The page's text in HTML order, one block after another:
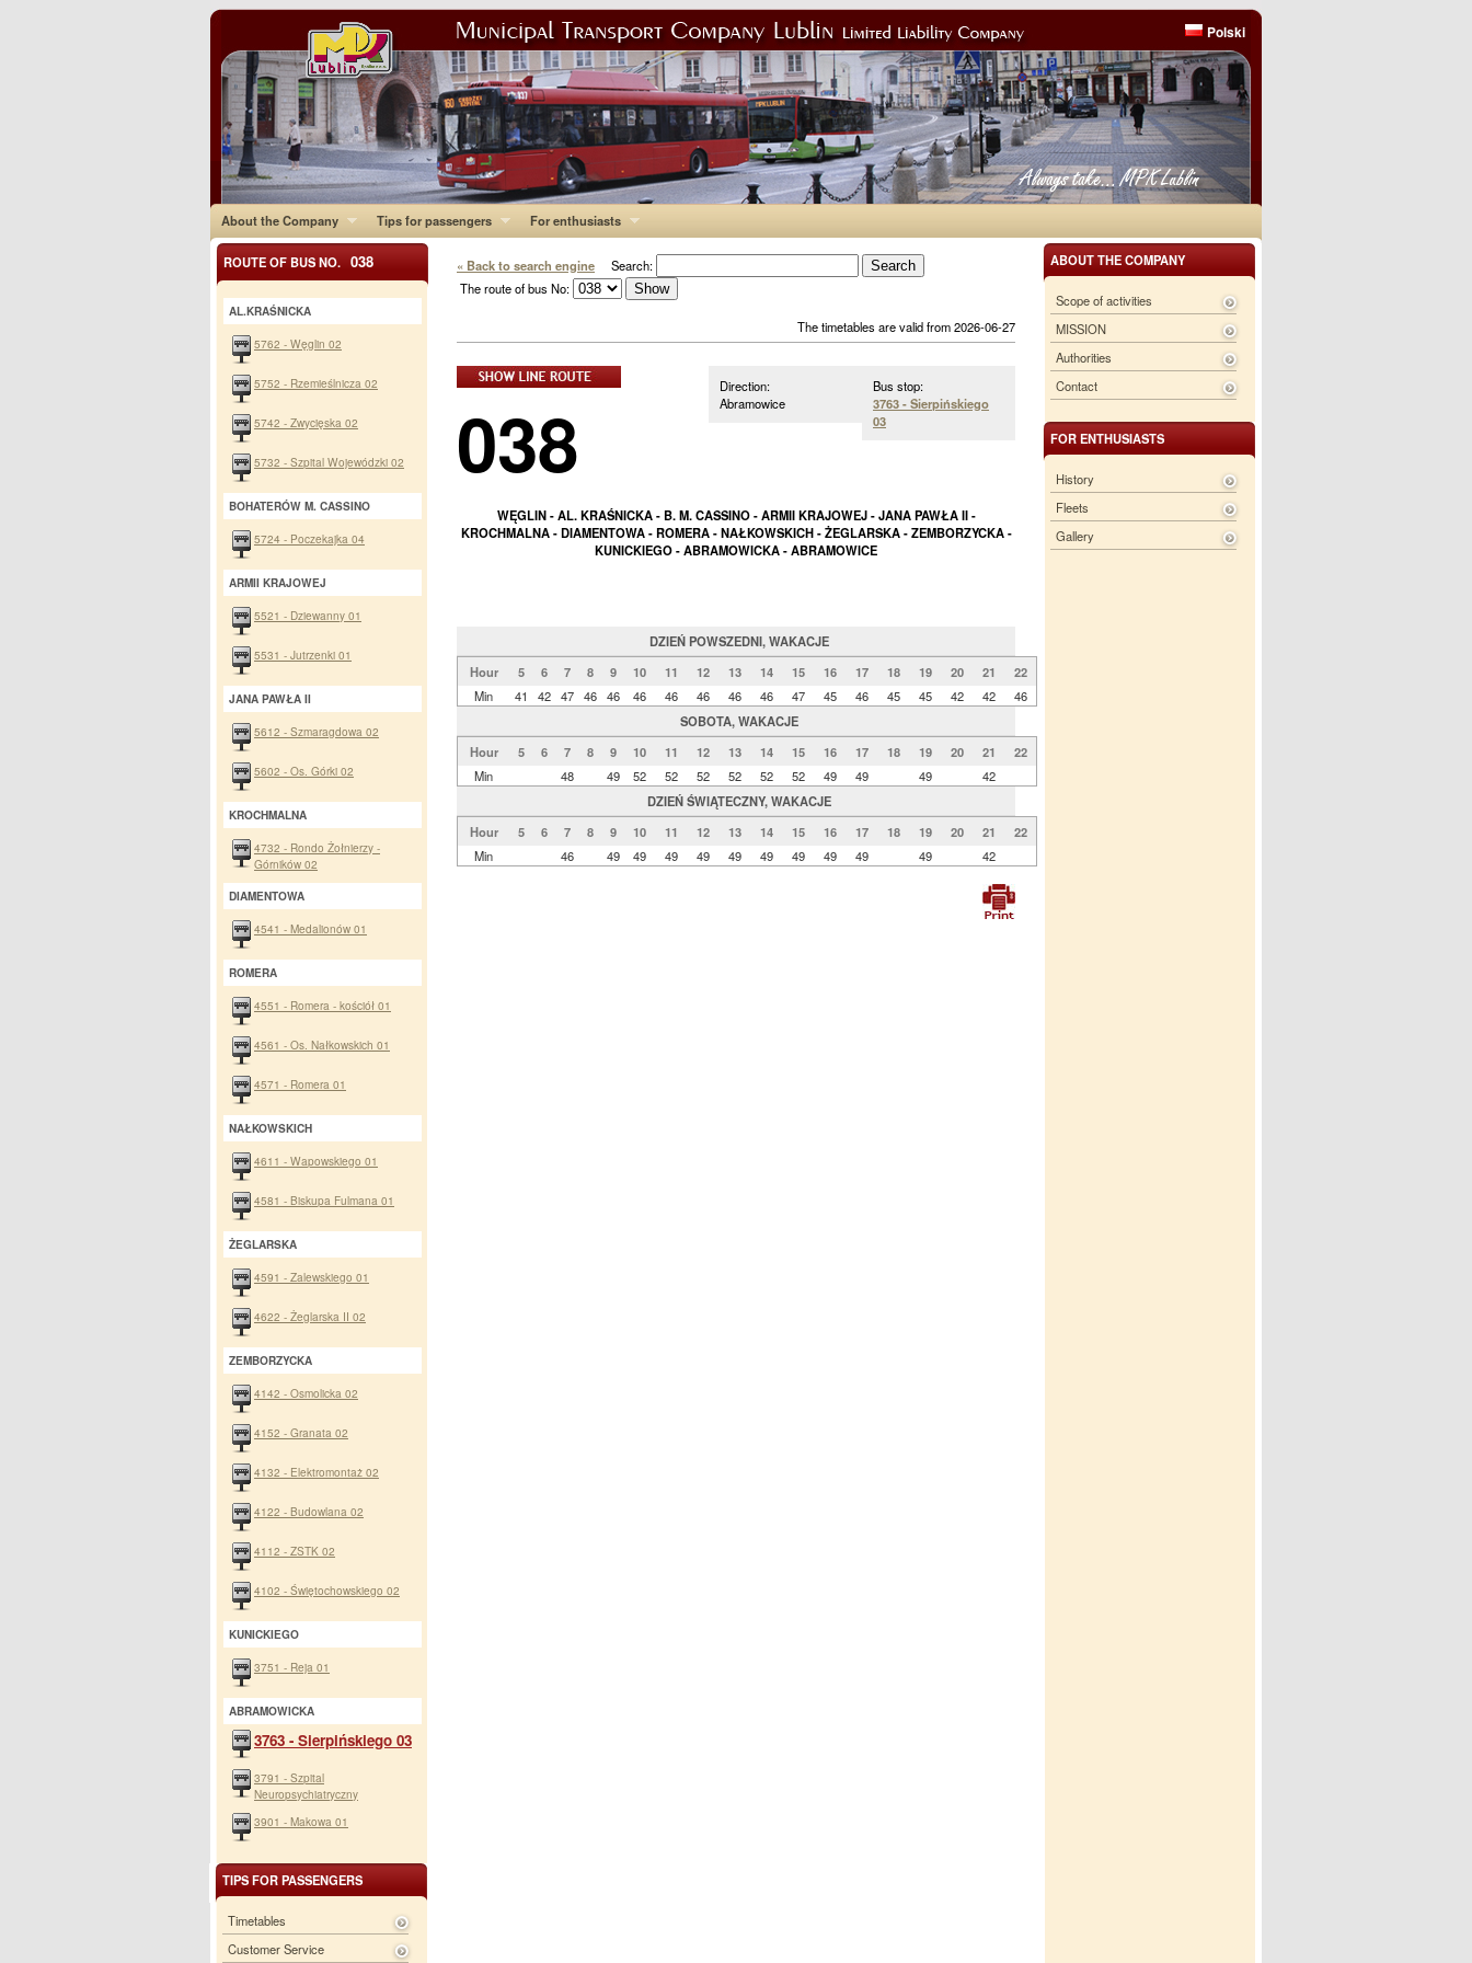
Polski
About the Company Tips for passengers For enthusiasts
ABOUT THE COMPANY
Scope of activities
MISSION
Authorities
Contact
FOR ENTHUSIASTS
History
Fleets
Gallery
« Back to search engine Search:
The route of bus No:
The timetables are valid from 2026-06-27
Bus stop:
3763 - Sierpińskiego
03
Direction:
Abramowice
038
WĘGLIN - AL. KRAŚNICKA - B. M. CASSINO - ARMII KRAJOWEJ - JANA PAWŁA II -
KROCHMALNA - DIAMENTOWA - ROMERA - NAŁKOWSKICH - ŻEGLARSKA - ZEMBORZYCKA -
KUNICKIEGO - ABRAMOWICKA - ABRAMOWICE
DZIEŃ POWSZEDNI, WAKACJE
Hour
5 6 7 8 9 10 11 12 13 14 15 16 17 18 19 20 21
22
Min
41 42 47 46 46 46 46 46 46 46 47 45 46 45 45 42 42
46
SOBOTA, WAKACJE
Hour
5 6 7 8 9 10 11 12 13 14 15 16 17 18 19 20 21
22
Min
48 49 52 52 52 52 52 52 49 49 49
42
DZIEŃ ŚWIĄTECZNY, WAKACJE
Hour
5 6 7 8 9 10 11 12 13 14 15 16 17 18 19 20 21
22
Min
46 49 49 49 49 49 49 49 49 49 49 42
ROUTE OF BUS NO. 038
AL.KRAŚNICKA
5762 - Węglin 02
5752 - Rzemieślnicza 02
5742 - Zwycięska 02
5732 - Szpital Wojewódzki 02
BOHATERÓW M. CASSINO
5724 - Poczekajka 04
ARMII KRAJOWEJ
5521 - Dziewanny 01
5531 - Jutrzenki 01
JANA PAWŁA II
5612 - Szmaragdowa 02
5602 - Os. Górki 02
KROCHMALNA
4732 - Rondo Żołnierzy -
Górników 02
DIAMENTOWA
4541 - Medalionów 01
ROMERA
4551 - Romera - kościół 01
4561 - Os. Nałkowskich 01
4571 - Romera 01
NAŁKOWSKICH
4611 - Wapowskiego 01
4581 - Biskupa Fulmana 01
ŻEGLARSKA
4591 - Zalewskiego 01
4622 - Żeglarska II 02
ZEMBORZYCKA
4142 - Osmolicka 02
4152 - Granata 02
4132 - Elektromontaż 02
4122 - Budowlana 02
4112 - ZSTK 02
4102 - Świętochowskiego 02
KUNICKIEGO
3751 - Reja 01
ABRAMOWICKA
3763 - Sierpińskiego 03
3791 - Szpital
Neuropsychiatryczny
3901 - Makowa 01
TIPS FOR PASSENGERS
Timetables
Customer Service